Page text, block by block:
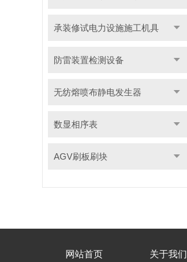
承装修试电力设施施工机具
防雷装置检测设备
无纺熔喷布静电发生器
数显相序表
AGV刷板刷块
网站首页 关于我们